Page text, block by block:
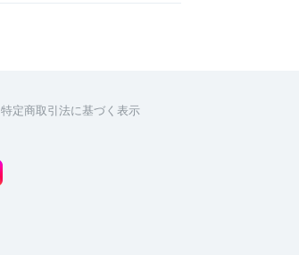
特定商取引法に基づく表示